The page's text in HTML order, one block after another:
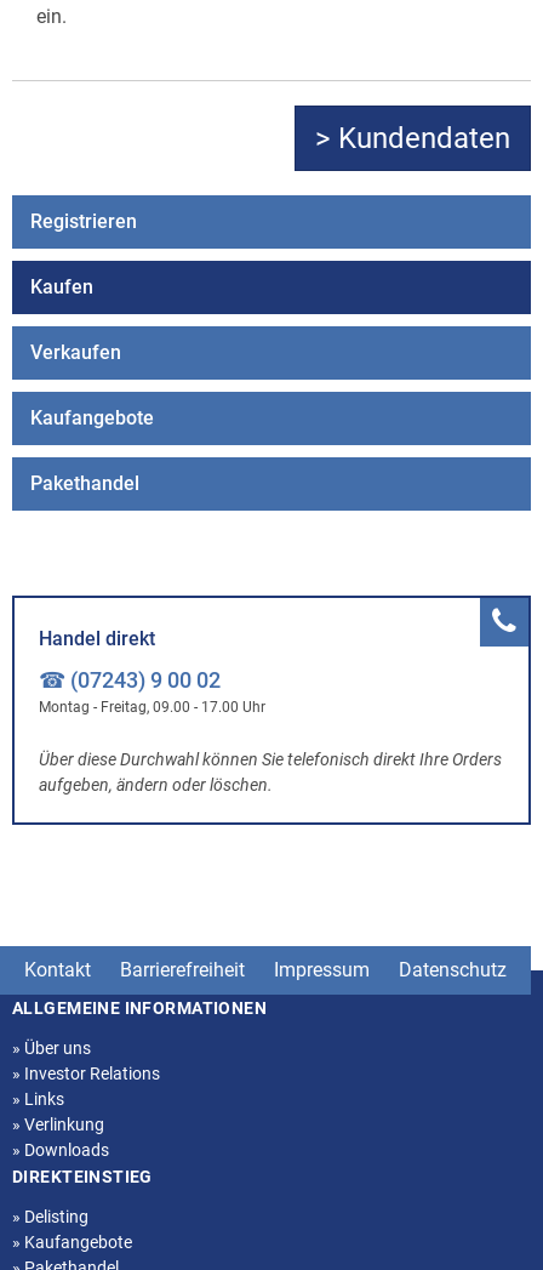
ein.
Registrieren
Kaufen
Verkaufen
Kaufangebote
Pakethandel
Handel direkt
☎ (07243) 9 00 02
Montag - Freitag, 09.00 - 17.00 Uhr
Über diese Durchwahl können Sie telefonisch direkt Ihre Orders
aufgeben, ändern oder löschen.
Kontakt Barrierefreiheit Impressum Datenschutz
Seitenstruktur
ALLGEMEINE INFORMATIONEN
» Über uns
» Investor Relations
» Links
» Verlinkung
» Downloads
DIREKTEINSTIEG
» Delisting
» Kaufangebote